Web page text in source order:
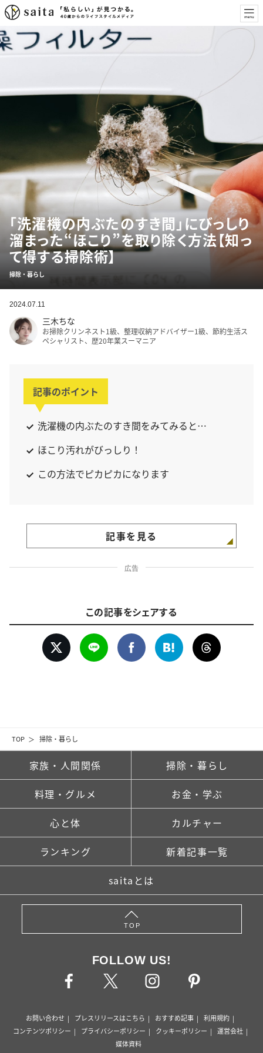
TOP 掃除・暮らし
「洗濯機の内ぶたのすき間」にびっしり
溜まった“ほこり”を取り除く方法【知っ
て得する掃除術】
掃除・暮らし
2024.07.11
三木ちな
お掃除クリンネスト1級、整理収納アドバイザー1級、節約生活ス
ペシャリスト、歴20年業スーマニア
記事のポイント
洗濯機の内ぶたのすき間をみてみると…
ほこり汚れがびっしり！
この方法でピカピカになります
記事を見る
広告
この記事をシェアする
家族・人間関係 掃除・暮らし
料理・グルメ お金・学ぶ
心と体 カルチャー
ランキング 新着記事一覧
saitaとは
TOP
FOLLOW US!
お問い合わせ プレスリリースはこちら おすすめ記事
利用規約
コンテンツポリシー
プライバシーポリシー クッキーポリシー
運営会社
媒体資料